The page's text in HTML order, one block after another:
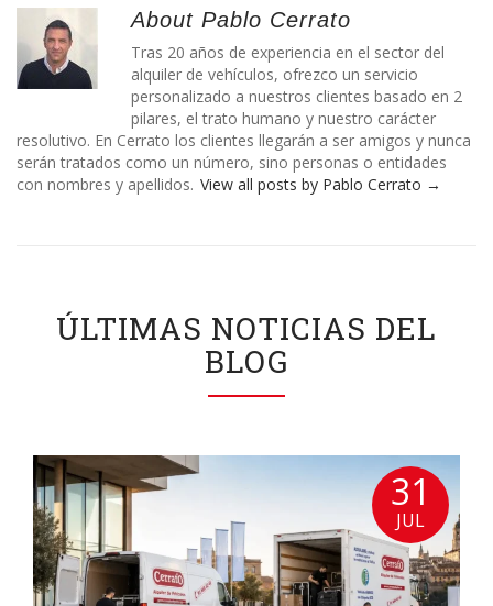
About Pablo Cerrato
Tras 20 años de experiencia en el sector del
alquiler de vehículos, ofrezco un servicio
personalizado a nuestros clientes basado en 2
pilares, el trato humano y nuestro carácter
resolutivo. En Cerrato los clientes llegarán a ser amigos y nunca
serán tratados como un número, sino personas o entidades
con nombres y apellidos. View all posts by Pablo Cerrato →
ÚLTIMAS NOTICIAS DEL
BLOG
31
JUL